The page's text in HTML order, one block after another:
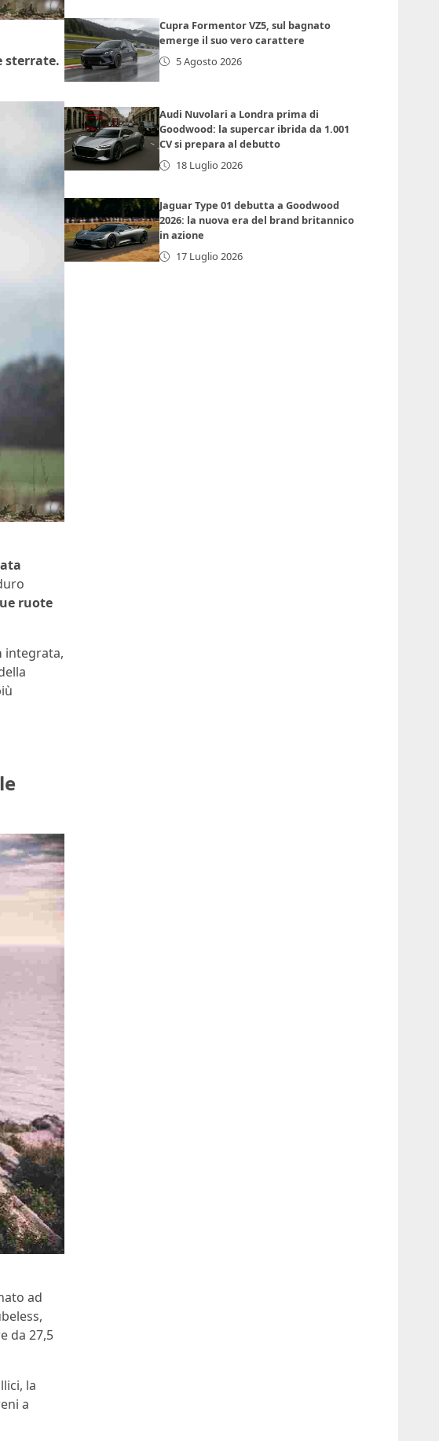
sterrate.
ruote
integrata,
ad
da 27,5
la
a
Cupra Formentor VZ5, sul bagnato
emerge il suo vero carattere
5 Agosto 2026
Audi Nuvolari a Londra prima di
Goodwood: la supercar ibrida da 1.001
CV si prepara al debutto
18 Luglio 2026
Jaguar Type 01 debutta a Goodwood
2026: la nuova era del brand britannico
in azione
17 Luglio 2026